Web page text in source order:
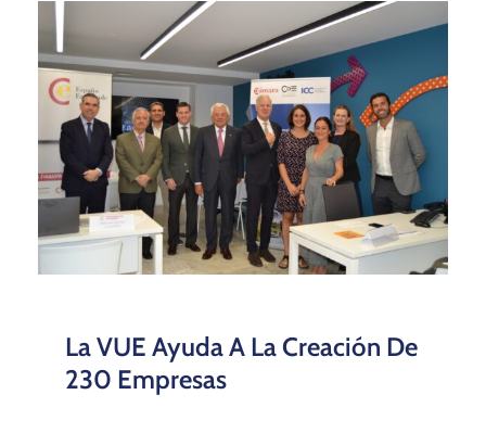
La VUE Ayuda A La Creación De
230 Empresas